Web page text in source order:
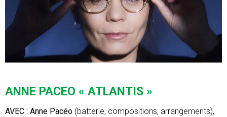
ANNE PACEO « ATLANTIS »
AVEC : Anne Pacéo (batterie, compositions, arrangements),